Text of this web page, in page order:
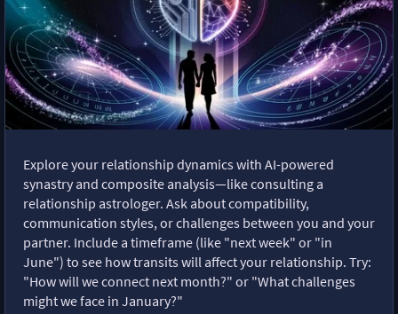
Explore your relationship dynamics with AI-powered
synastry and composite analysis—like consulting a
relationship astrologer. Ask about compatibility,
communication styles, or challenges between you and your
partner. Include a timeframe (like "next week" or "in
June") to see how transits will affect your relationship. Try:
"How will we connect next month?" or "What challenges
might we face in January?"